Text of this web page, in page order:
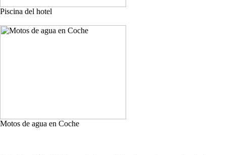
Piscina del hotel
Motos de agua en Coche